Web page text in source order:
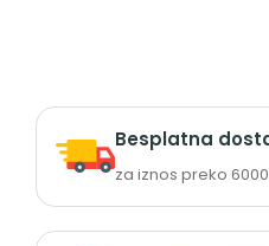
Besplatna
za iznos preko 6000